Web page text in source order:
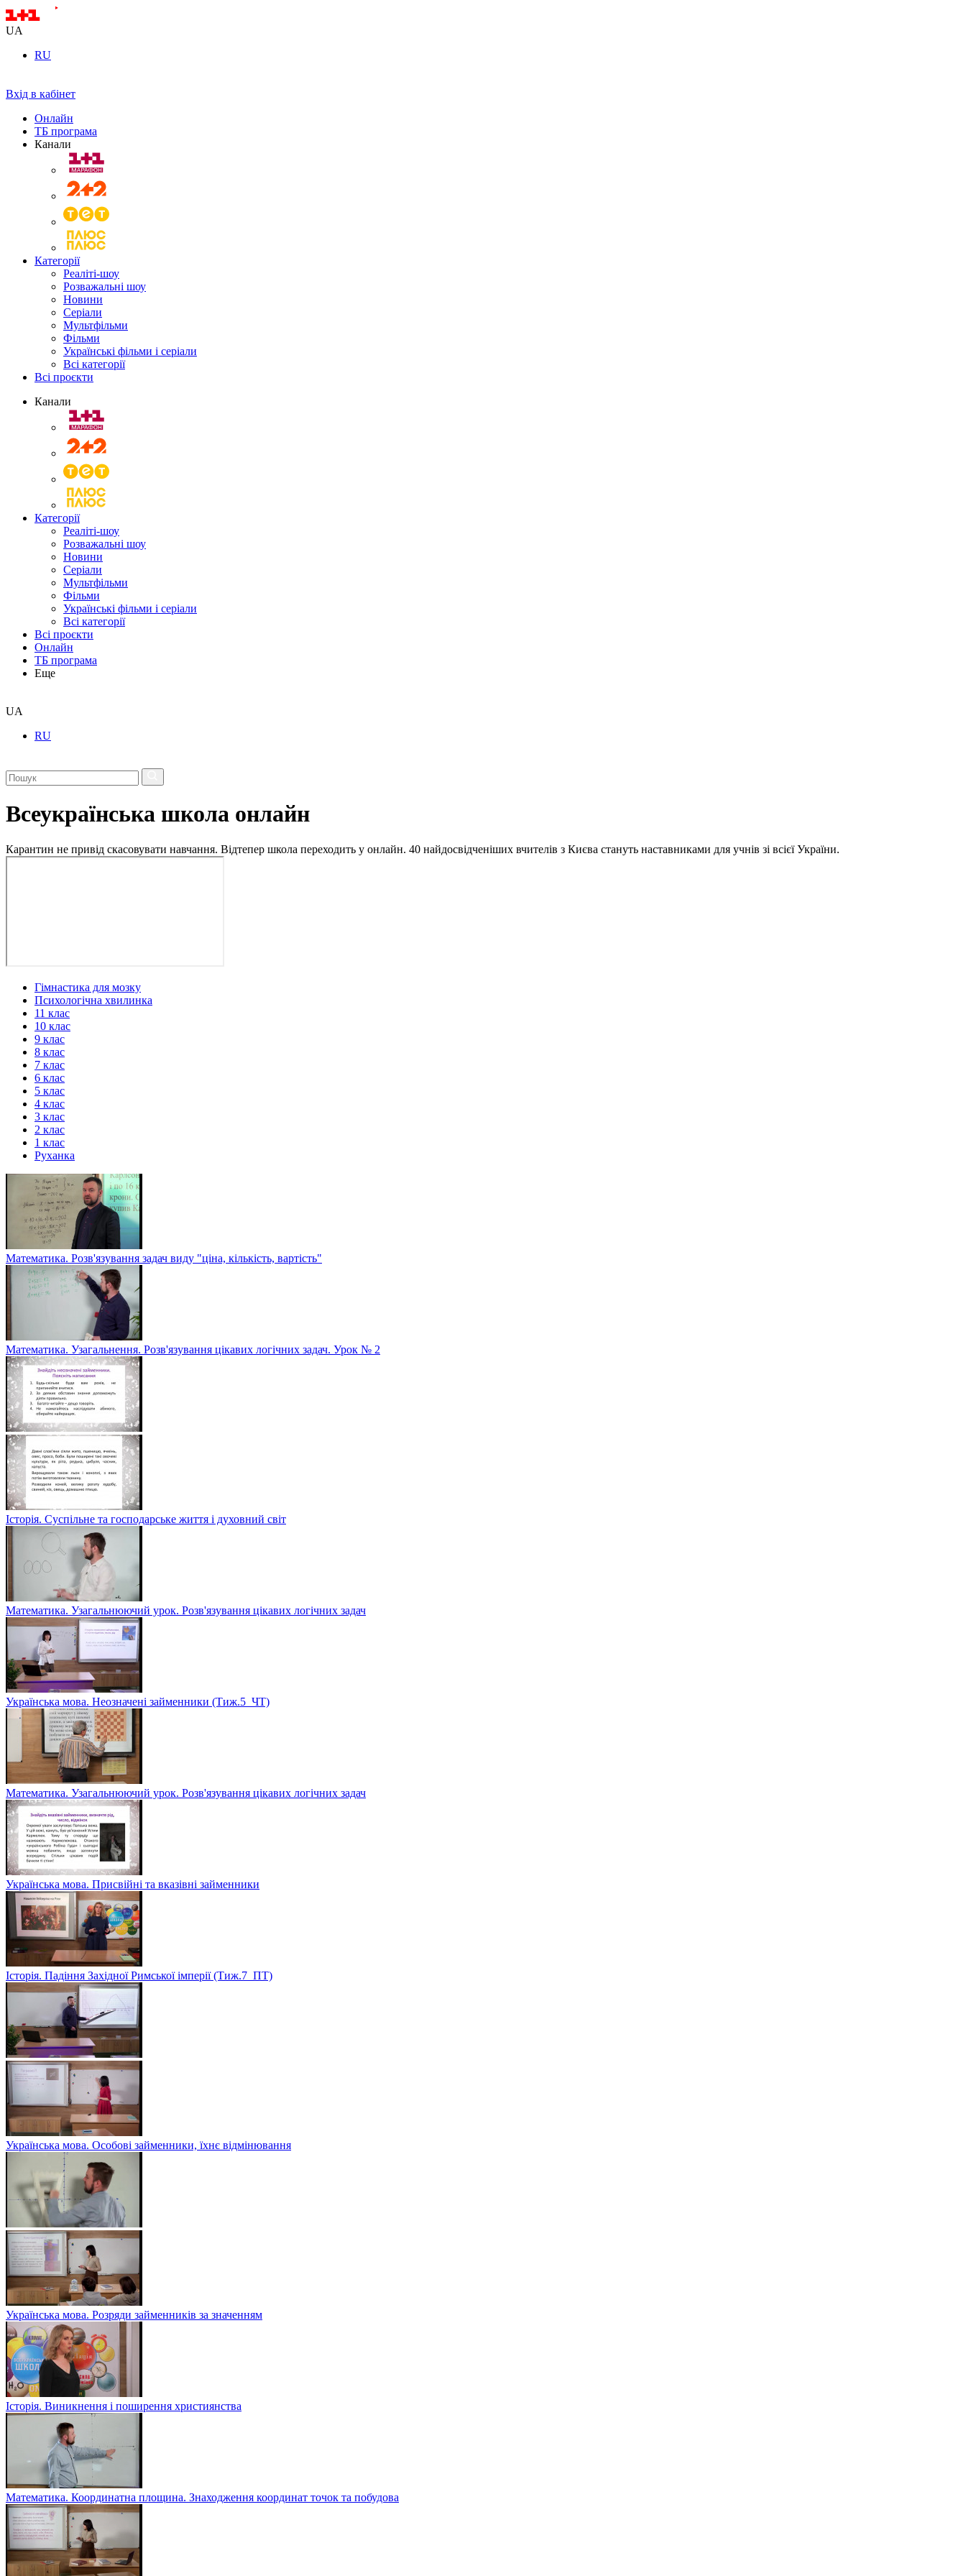
UA
RU
Вхід в кабінет
Онлайн
ТБ програма
Канали
Категорії
Реаліті-шоу
Розважальні шоу
Новини
Серіали
Мультфільми
Фільми
Українські фільми і серіали
Всі категорії
Всі проєкти
Канали
Категорії
Реаліті-шоу
Розважальні шоу
Новини
Серіали
Мультфільми
Фільми
Українські фільми і серіали
Всі категорії
Всі проєкти
Онлайн
ТБ програма
Еще
UA
RU
Всеукраїнська школа онлайн
Карантин не привід скасовувати навчання. Відтепер школа переходить у онлайн. 40 найдосвідченіших вчителів з Києва стануть наставниками для учнів зі всієї України.
Гімнастика для мозку
Психологічна хвилинка
11 клас
10 клас
9 клас
8 клас
7 клас
6 клас
5 клас
4 клас
3 клас
2 клас
1 клас
Руханка
Математика. Розв'язування задач виду "ціна, кількість, вартість"
Математика. Узагальнення. Розв'язування цікавих логічних задач. Урок № 2
Історія. Суспільне та господарське життя і духовний світ
Математика. Узагальнюючий урок. Розв'язування цікавих логічних задач
Українська мова. Неозначені займенники (Тиж.5_ЧТ)
Математика. Узагальнюючий урок. Розв'язування цікавих логічних задач
Українська мова. Присвійні та вказівні займенники
Історія. Падіння Західної Римської імперії (Тиж.7_ПТ)
Українська мова. Особові займенники, їхнє відмінювання
Українська мова. Розряди займенників за значенням
Історія. Виникнення і поширення християнства
Математика. Координатна площина. Знаходження координат точок та побудова